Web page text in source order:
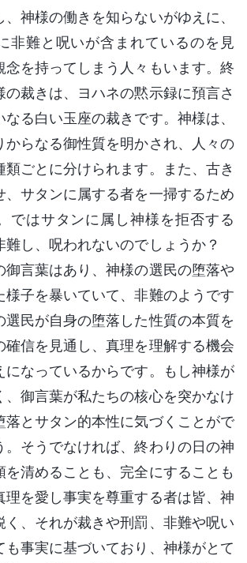
、神様の働きを知らないがゆえに、
非難と呪いが含まれているのを見
念を持ってしまう人々もいます。終
の裁きは、ヨハネの黙示録に預言さ
る白い玉座の裁きです。神様は、
からなる御性質を明かされ、人々の
類ごとに分けられます。また、古き
、サタンに属する者を一掃するため
ではサタンに属し神様を拒否する
難し、呪われないのでしょうか？
御言葉はあり、神様の選民の堕落や
様子を暴いていて、非難のようです
選民が自身の堕落した性質の本質を
確信を見通し、真理を理解する機会
になっているからです。もし神様が
、御言葉が私たちの核心を突かなけ
落とサタン的本性に気づくことがで
。そうでなければ、終わりの日の神
を清めることも、完全にすることも
理を愛し事実を尊重する者は皆、神
く、それが裁きや刑罰、非難や呪い
も事実に基づいており、神様がとて